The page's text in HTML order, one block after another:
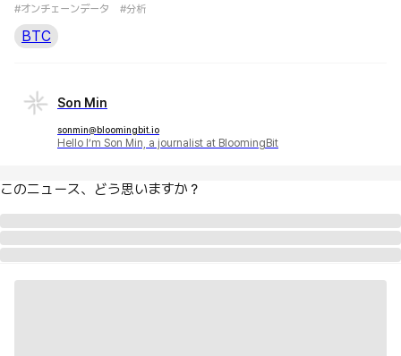
#オンチェーンデータ #分析
BTC
Son Min
sonmin@bloomingbit.io
Hello I’m Son Min, a journalist at BloomingBit
このニュース、どう思いますか？